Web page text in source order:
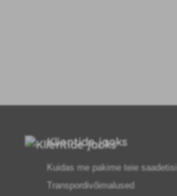
Klientide jaoks
Kuidas me pakime teie saadetisi
Transpordivõimalused